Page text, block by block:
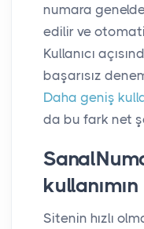
numara
edilir ve
Kullanıcı
başarısız
Daha geniş
da bu fark net
Sitenin hızlı